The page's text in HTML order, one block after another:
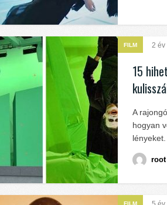
FILM 2 év
15
A
hogyan
lényeket.
root
FILM